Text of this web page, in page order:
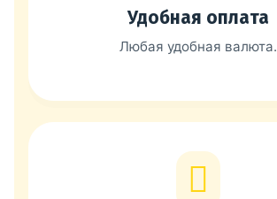
Удобная оплата
Любая удобная валюта.